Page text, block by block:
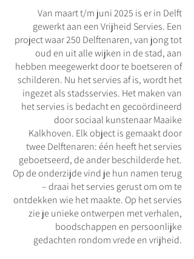
Van maart t/m juni 2025 is er in Delft
gewerkt aan een Vrijheid Servies. Een
project waar 250 Delftenaren, van jong tot
oud en uit alle wijken in de stad, aan
hebben meegewerkt door te boetseren of
schilderen. Nu het servies af is, wordt het
ingezet als stadsservies. Het maken van
het servies is bedacht en gecoördineerd
door sociaal kunstenaar Maaike
Kalkhoven. Elk object is gemaakt door
twee Delftenaren: één heeft het servies
geboetseerd, de ander beschilderde het.
Op de onderzijde vind je hun namen terug
– draai het servies gerust om om te
ontdekken wie het maakte. Op het servies
zie je unieke ontwerpen met verhalen,
boodschappen en persoonlijke
gedachten rondom vrede en vrijheid.